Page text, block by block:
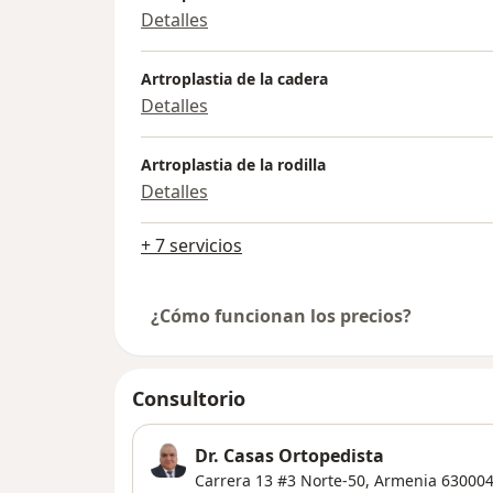
Detalles
Artroplastia de la cadera
Detalles
Artroplastia de la rodilla
Detalles
+ 7 servicios
¿Cómo funcionan los precios?
Consultorio
Dr. Casas Ortopedista
Carrera 13 #3 Norte-50, Armenia 630004